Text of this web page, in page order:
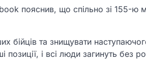
пояснив, що спільно зі 155-
бійців та знищувати
позиції, і всі люди загинуть без